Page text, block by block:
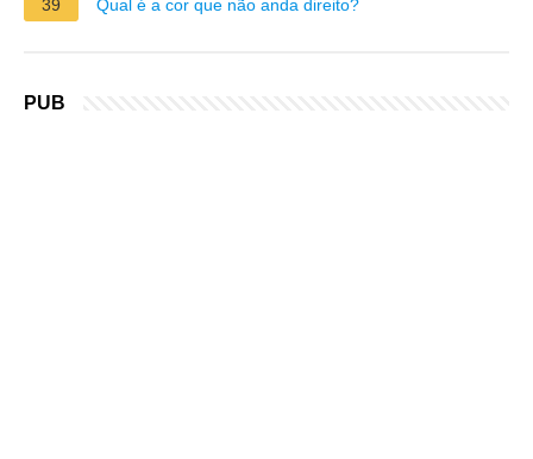
39 Qual é a cor que não anda direito?
PUB